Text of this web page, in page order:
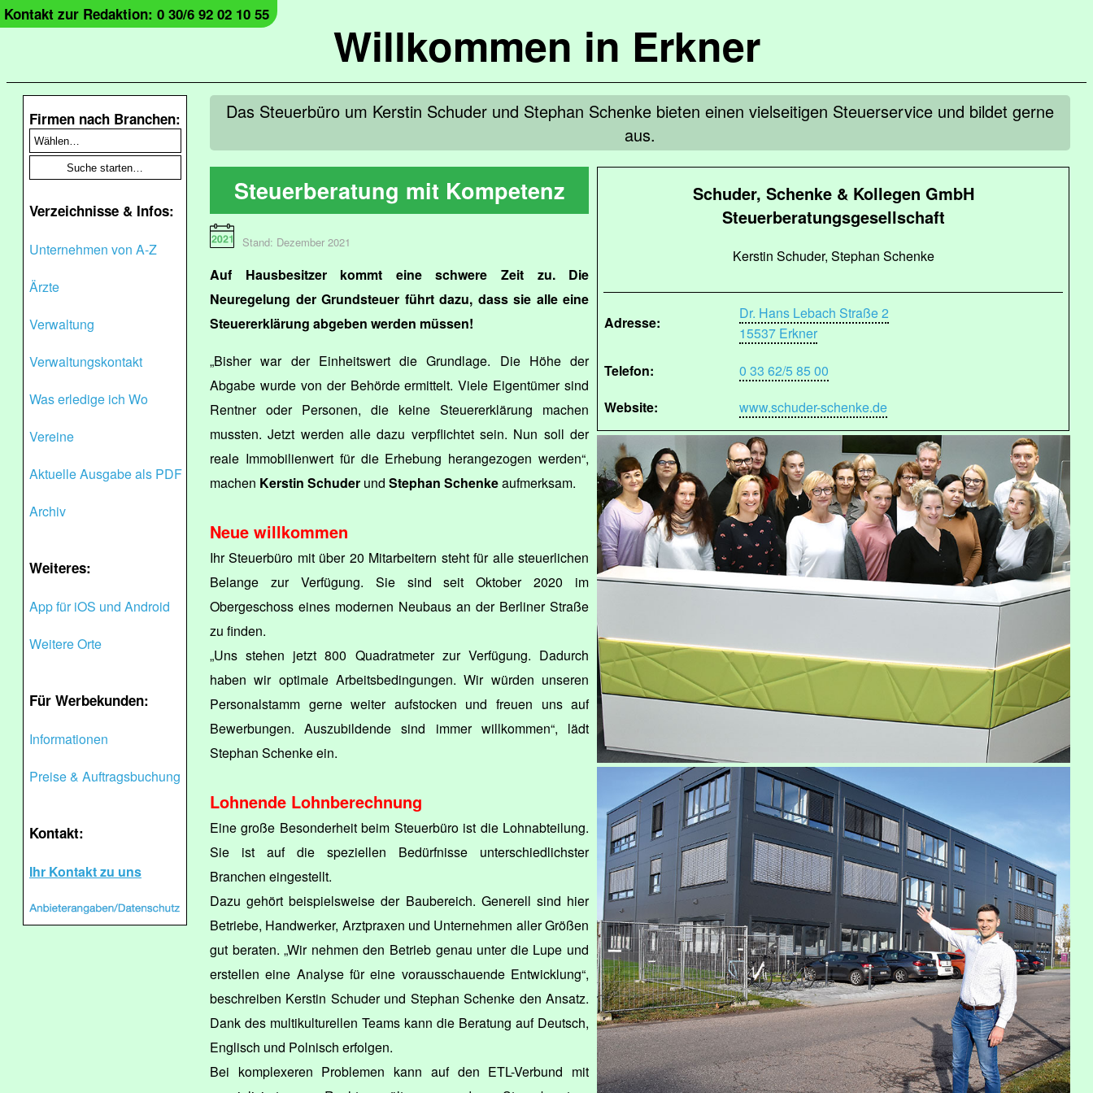
Willkommen in Erkner
Kontakt zur Redaktion: 0 30/6 92 02 10 55
Firmen nach Branchen:
Verzeichnisse & Infos:
Unternehmen von A-Z
Ärzte
Verwaltung
Verwaltungskontakt
Was erledige ich Wo
Vereine
Aktuelle Ausgabe als PDF
Archiv
Weiteres:
App für iOS und Android
Weitere Orte
Für Werbekunden:
Informationen
Preise & Auftragsbuchung
Kontakt:
Ihr Kontakt zu uns
Das Steuerbüro um Kerstin Schuder und Stephan Schenke bieten einen vielseitigen Steuerservice und bildet gerne
aus.
Schuder, Schenke & Kollegen GmbH
Steuerberatungsgesellschaft
Kerstin Schuder, Stephan Schenke
Adresse:
Dr. Hans Lebach Straße 2
15537 Erkner
Telefon:
0 33 62/5 85 00
Website:
www.schuder-schenke.de
Steuerberatung mit Kompetenz
Stand: Dezember 2021
Auf Hausbesitzer kommt eine schwere Zeit zu. Die
Neuregelung der Grundsteuer führt dazu, dass sie alle eine
Steuererklärung abgeben werden müssen!
„Bisher war der Einheitswert die Grundlage. Die Höhe der
Abgabe wurde von der Behörde ermittelt. Viele Eigentümer sind
Rentner oder Personen, die keine Steuererklärung machen
mussten. Jetzt werden alle dazu verpflichtet sein. Nun soll der
reale Immobilienwert für die Erhebung herangezogen werden“,
machen Kerstin Schuder und Stephan Schenkeaufmerksam.
Neue willkommen
Ihr Steuerbüro mit über 20 Mitarbeitern steht für alle steuerlichen
Belange zur Verfügung. Sie sind seit Oktober 2020 im
Obergeschoss eines modernen Neubaus an der Berliner Straße
zu finden.
„Uns stehen jetzt 800 Quadratmeter zur Verfügung. Dadurch
haben wir optimale Arbeitsbedingungen. Wir würden unseren
Personalstamm gerne weiter aufstocken und freuen uns auf
Bewerbungen. Auszubildende sind immer willkommen“, lädt
Stephan Schenke ein.
Lohnende Lohnberechnung
Eine große Besonderheit beim Steuerbüro ist die Lohnabteilung.
Sie ist auf die speziellen Bedürfnisse unterschiedlichster
Branchen eingestellt.
Dazu gehört beispielsweise der Baubereich. Generell sind hier
Betriebe, Handwerker, Arztpraxen und Unternehmen aller Größen
gut beraten. „Wir nehmen den Betrieb genau unter die Lupe und
erstellen eine Analyse für eine vorausschauende Entwicklung“,
beschreiben Kerstin Schuder und Stephan Schenke den Ansatz.
Dank des multikulturellen Teams kann die Beratung auf Deutsch,
Englisch und Polnisch erfolgen.
Bei komplexeren Problemen kann auf den ETL-Verbund mit